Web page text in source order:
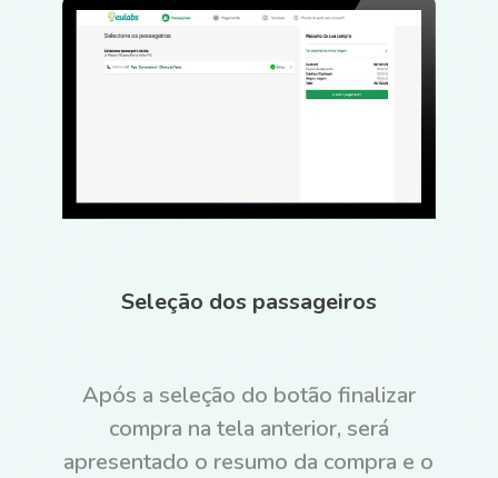
Seleção dos passageiros
Após a seleção do botão finalizar
compra na tela anterior, será
apresentado o resumo da compra e o